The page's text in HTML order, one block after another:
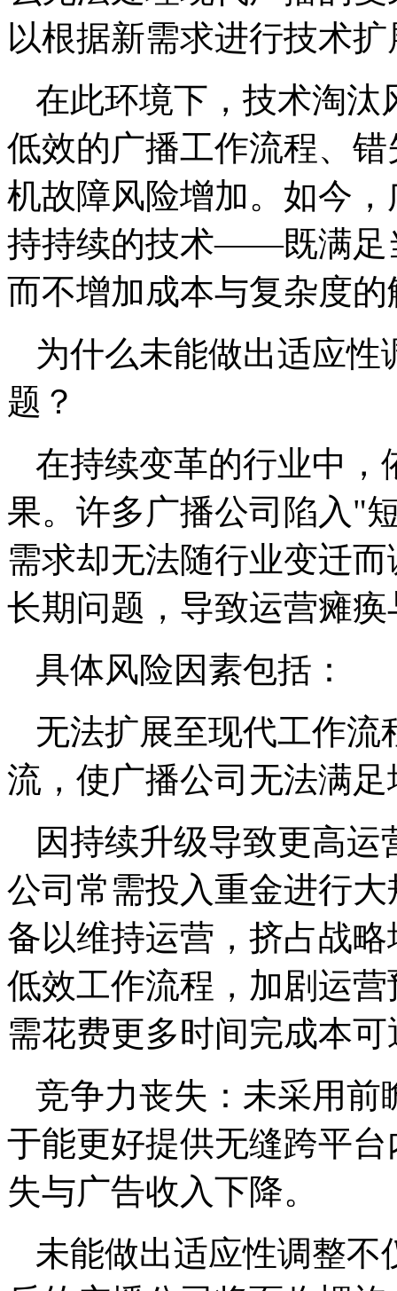
以根据新需求进行技术
在此环境下，技术淘汰
低效的广播工作流程、
机故障风险增加。如今
持持续的技术——既满足
而不增加成本与复杂度
为什么未能做出适应
题？
在持续变革的行业中，
果。许多广播公司陷入"
需求却无法随行业变迁
长期问题，导致运营瘫
具体风险因素包括：
无法扩展至现代工作
流，使广播公司无法满
因持续升级导致更高
公司常需投入重金进行
备以维持运营，挤占战
低效工作流程，加剧运
需花费更多时间完成本
竞争力丧失：未采用前
于能更好提供无缝跨平
失与广告收入下降。
未能做出适应性调整